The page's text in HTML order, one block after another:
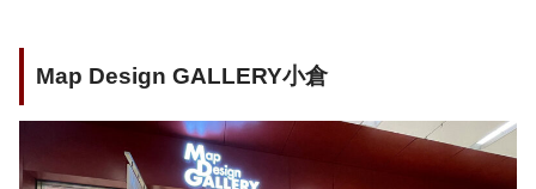
Map Design GALLERY小倉